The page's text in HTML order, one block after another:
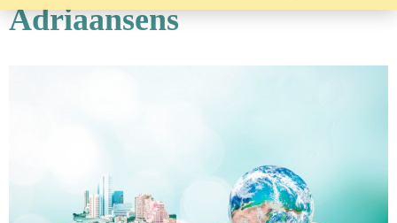
Adriaansens